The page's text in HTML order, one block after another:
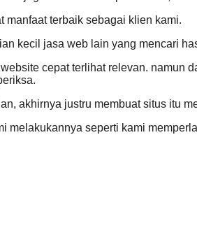
manfaat terbaik sebagai klien kami.
kecil jasa web lain yang mencari
cepat terlihat relevan. namun
akhirnya justru membuat situs itu
melakukannya seperti kami